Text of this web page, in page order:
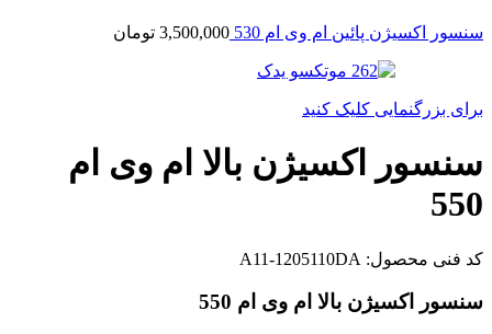
سنسور اکسیژن پائین ام وی ام 530 3,500,000 تومان
برای بزرگنمایی کلیک کنید
سنسور اکسیژن بالا ام وی ام
550
کد فنی محصول: A11-1205110DA
سنسور اکسیژن بالا ام وی ام 550